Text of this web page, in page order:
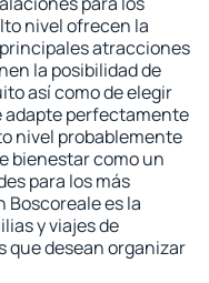
nivel ofrecen la
atracciones
la posibilidad de
así como de elegir
adapte perfectamente
nivel probablemente
bienestar como un
para los más
Boscoreale es la
y viajes de
que desean organizar